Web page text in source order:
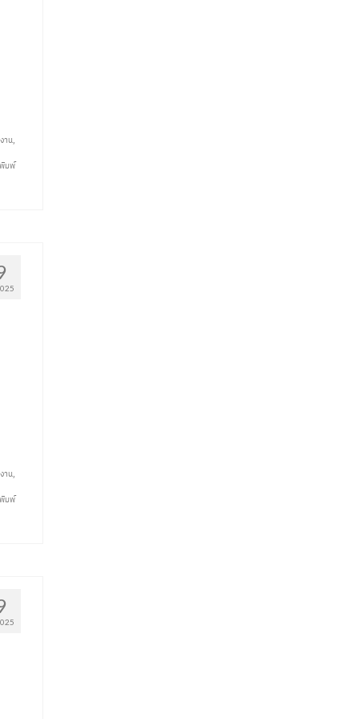
าน
พิมพ์
าน
พิมพ์